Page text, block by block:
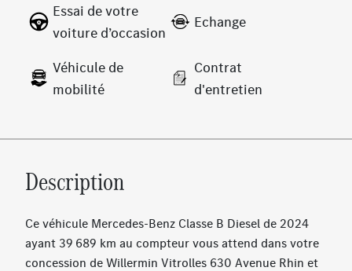
Essai de votre
voiture d’occasion
Echange
Véhicule de
mobilité
Contrat
d'entretien
Description
Ce véhicule Mercedes-Benz Classe B Diesel de 2024
ayant 39 689 km au compteur vous attend dans votre
concession de Willermin Vitrolles 630 Avenue Rhin et